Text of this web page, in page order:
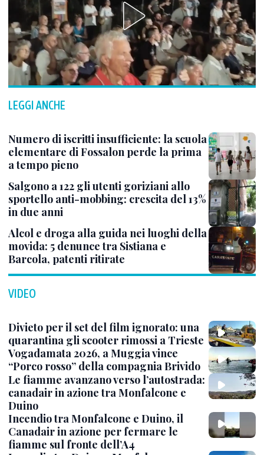
LEGGI ANCHE
Numero di iscritti insufficiente: la scuola
elementare di Fossalon perde la prima
a tempo pieno
Salgono a 122 gli utenti goriziani allo
sportello anti-mobbing: crescita del 13%
in due anni
Alcol e droga alla guida nei luoghi della
movida: 5 denunce tra Sistiana e
Barcola, patenti ritirate
VIDEO
Divieto per il set del film ignorato: una
quarantina gli scooter rimossi a Trieste
Vogadamata 2026, a Muggia vince
“Porco rosso” della compagnia Brivido
Le fiamme avanzano verso l’autostrada:
canadair in azione tra Monfalcone e
Duino
Incendio tra Monfalcone e Duino, il
Canadair in azione per fermare le
fiamme sul fronte dell’A4